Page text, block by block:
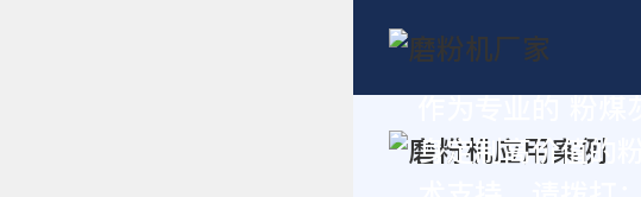
身定制高价值的